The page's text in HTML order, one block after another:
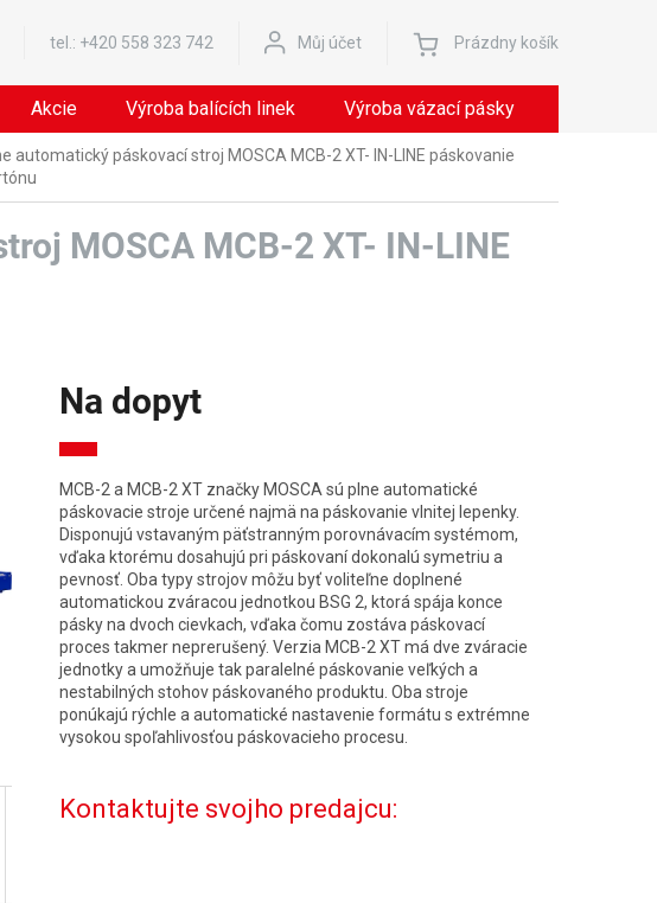
tel.: +420 558 323 742 Můj účet
Nákupný
Prázdny košík
Akcie Výroba balících linek Výroba vázací pásky
automatický páskovací stroj MOSCA MCB-2 XT- IN-LINE páskovanie
MOSCA MCB-2 XT- IN-LINE
Na dopyt
Jednotková
MCB-2 a MCB-2 XT značky MOSCA sú plne automatické
páskovacie stroje určené najmä na páskovanie vlnitej lepenky.
Disponujú vstavaným päťstranným porovnávacím systémom,
vďaka ktorému dosahujú pri páskovaní dokonalú symetriu a
pevnosť. Oba typy strojov môžu byť voliteľne doplnené
automatickou zváracou jednotkou BSG 2, ktorá spája konce
pásky na dvoch cievkach, vďaka čomu zostáva páskovací
proces takmer neprerušený. Verzia MCB-2 XT má dve zváracie
jednotky a umožňuje tak paralelné páskovanie veľkých a
nestabilných stohov páskovaného produktu. Oba stroje
ponúkajú rýchle a automatické nastavenie formátu s extrémne
vysokou spoľahlivosťou páskovacieho procesu.
Kontaktujte svojho predajcu: